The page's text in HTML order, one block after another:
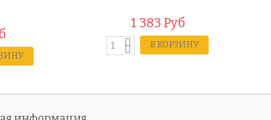
1 383 Руб
В КОРЗИНУ